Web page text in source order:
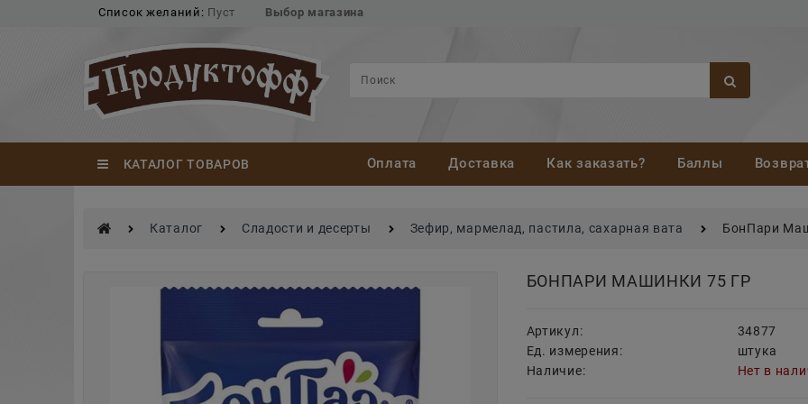
Список желаний: Пуст Выбор магазина
КАТАЛОГ ТОВАРОВ Оплата Доставка Как заказать? Баллы
Каталог Сладости и десерты Зефир, мармелад, пастила, сахарная вата БонПари
БОНПАРИ МАШИНКИ 75 ГР
Артикул:
34877
Ед. измерения:
штука
Наличие:
Нет в